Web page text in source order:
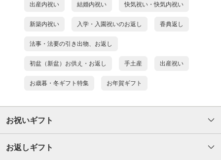
出産内祝い 結婚内祝い 快気祝い・快気内祝い
新築内祝い 入学・入園祝いのお返し 香典返し
法事・法要の引き出物、お返し
初盆（新盆）お供え・お返し 手土産 出産祝い
お歳暮・冬ギフト特集 お年賀ギフト
お祝いギフト
お返しギフト